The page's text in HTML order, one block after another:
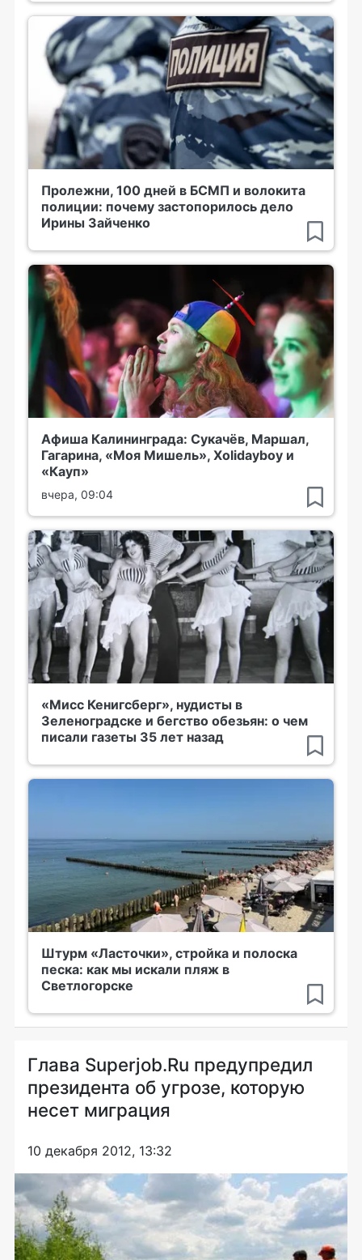
Пролежни, 100 дней в БСМП и волокита
полиции: почему застопорилось дело
Ирины Зайченко
Афиша Калининграда: Сукачёв, Маршал,
Гагарина, «Моя Мишель», Xolidayboy и
«Кауп»
вчера, 09:04
«Мисс Кенигсберг», нудисты в
Зеленоградске и бегство обезьян: о чем
писали газеты 35 лет назад
Штурм «Ласточки», стройка и полоска
песка: как мы искали пляж в
Светлогорске
Глава Superjob.Ru предупредил
президента об угрозе, которую
несет миграция
10 декабря 2012, 13:32